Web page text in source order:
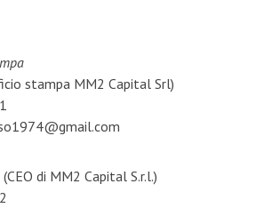
stampa MM2 Capital Srl)
di MM2 Capital S.r.l.)